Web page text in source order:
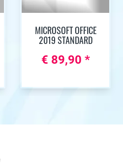
MICROSOFT OFFICE
2019 STANDARD
€ 89,90 *